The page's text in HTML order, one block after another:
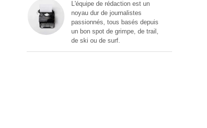
L'équipe de rédaction est un
noyau dur de journalistes
passionnés, tous basés depuis
un bon spot de grimpe, de trail,
de ski ou de surf.